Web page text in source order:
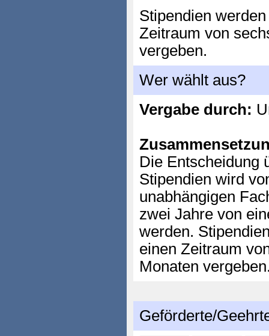
Stipendien
Zeitraum von
vergeben.
Wer wählt aus?
Vergabe durch:
Die Entscheidung
Stipendien wird
unabhängigen
zwei Jahre von
werden.
einen Zeitraum
Monaten
Geförderte/